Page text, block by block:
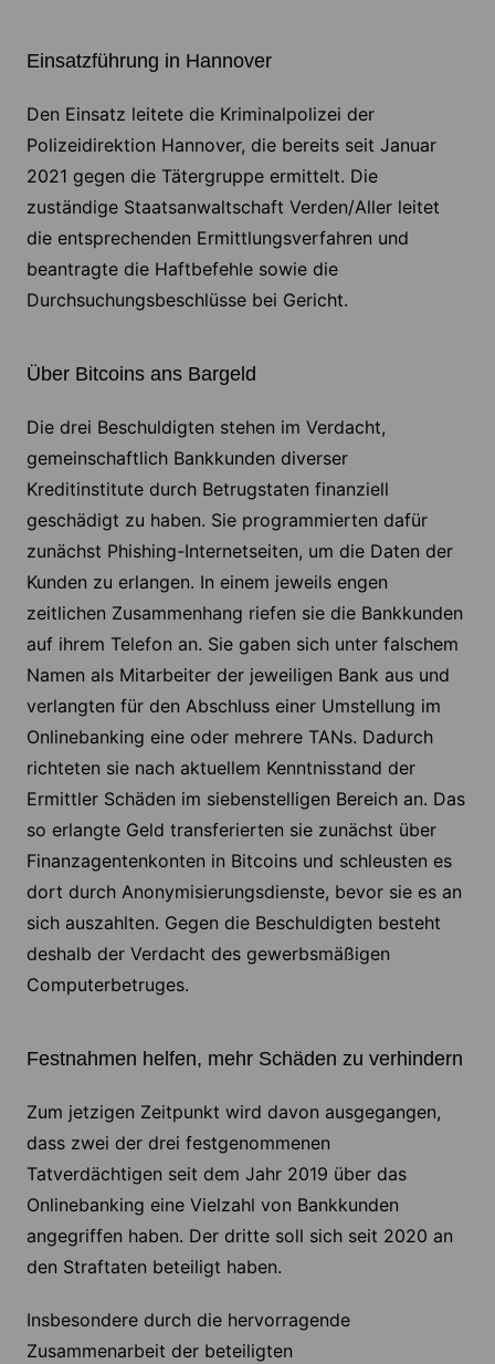
Einsatzführung in Hannover
Den Einsatz leitete die Kriminalpolizei der
Polizeidirektion Hannover, die bereits seit Januar
2021 gegen die Tätergruppe ermittelt. Die
zuständige Staatsanwaltschaft Verden/Aller leitet
die entsprechenden Ermittlungsverfahren und
beantragte die Haftbefehle sowie die
Durchsuchungsbeschlüsse bei Gericht.
Über Bitcoins ans Bargeld
Die drei Beschuldigten stehen im Verdacht,
gemeinschaftlich Bankkunden diverser
Kreditinstitute durch Betrugstaten finanziell
geschädigt zu haben. Sie programmierten dafür
zunächst Phishing-Internetseiten, um die Daten der
Kunden zu erlangen. In einem jeweils engen
zeitlichen Zusammenhang riefen sie die Bankkunden
auf ihrem Telefon an. Sie gaben sich unter falschem
Namen als Mitarbeiter der jeweiligen Bank aus und
verlangten für den Abschluss einer Umstellung im
Onlinebanking eine oder mehrere TANs. Dadurch
richteten sie nach aktuellem Kenntnisstand der
Ermittler Schäden im siebenstelligen Bereich an. Das
so erlangte Geld transferierten sie zunächst über
Finanzagentenkonten in Bitcoins und schleusten es
dort durch Anonymisierungsdienste, bevor sie es an
sich auszahlten. Gegen die Beschuldigten besteht
deshalb der Verdacht des gewerbsmäßigen
Computerbetruges.
Festnahmen helfen, mehr Schäden zu verhindern
Zum jetzigen Zeitpunkt wird davon ausgegangen,
dass zwei der drei festgenommenen
Tatverdächtigen seit dem Jahr 2019 über das
Onlinebanking eine Vielzahl von Bankkunden
angegriffen haben. Der dritte soll sich seit 2020 an
den Straftaten beteiligt haben.
Insbesondere durch die hervorragende
Zusammenarbeit der beteiligten